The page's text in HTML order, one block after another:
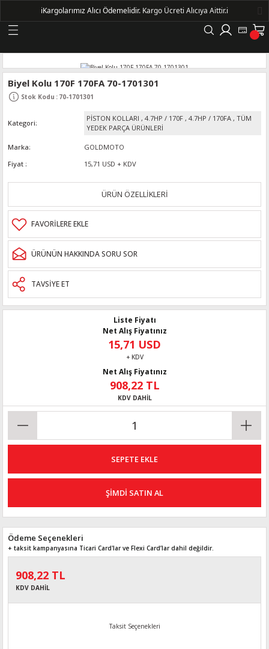
Geri Dön
KASNAKLI ALTERNATÖRLER - 1500
Biyel Kolu 170F 170FA 70-1701301
Stok Kodu : 70-1701301
Kategori
PİSTON KOLLARI , 4.7HP / 170F , 4.7HP / 170FA , TÜM
YEDEK PARÇA ÜRÜNLERİ
Marka
GOLDMOTO
Fiyat
15,71 USD + KDV
ÜRÜN ÖZELLİKLERİ
ÜRÜNÜN HAKKINDA SORU SOR
TAVSİYE ET
Liste Fiyatı
Net Alış Fiyatınız
15,71 USD
+ KDV
Net Alış Fiyatınız
908,22 TL
KDV DAHİL
SEPETE EKLE
ŞİMDİ SATIN AL
Ödeme Seçenekleri
+ taksit kampanyasına Ticari Card'lar ve Flexi Card’lar dahil değildir.
908,22 TL
KDV DAHİL
Taksit Seçenekleri
ℹ️Kargolarımız Alıcı Ödemelidir. Kargo Ücreti Alıcıya Aittir.ℹ️